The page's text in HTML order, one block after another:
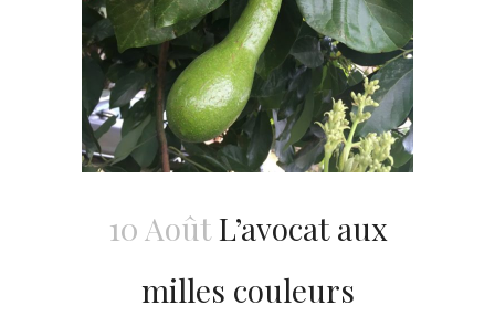
10 AoûtL’avocat aux
milles couleurs